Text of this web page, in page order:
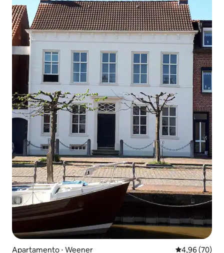
Apartamento ⋅ Weener 4,96 de uma
4,96 (70)